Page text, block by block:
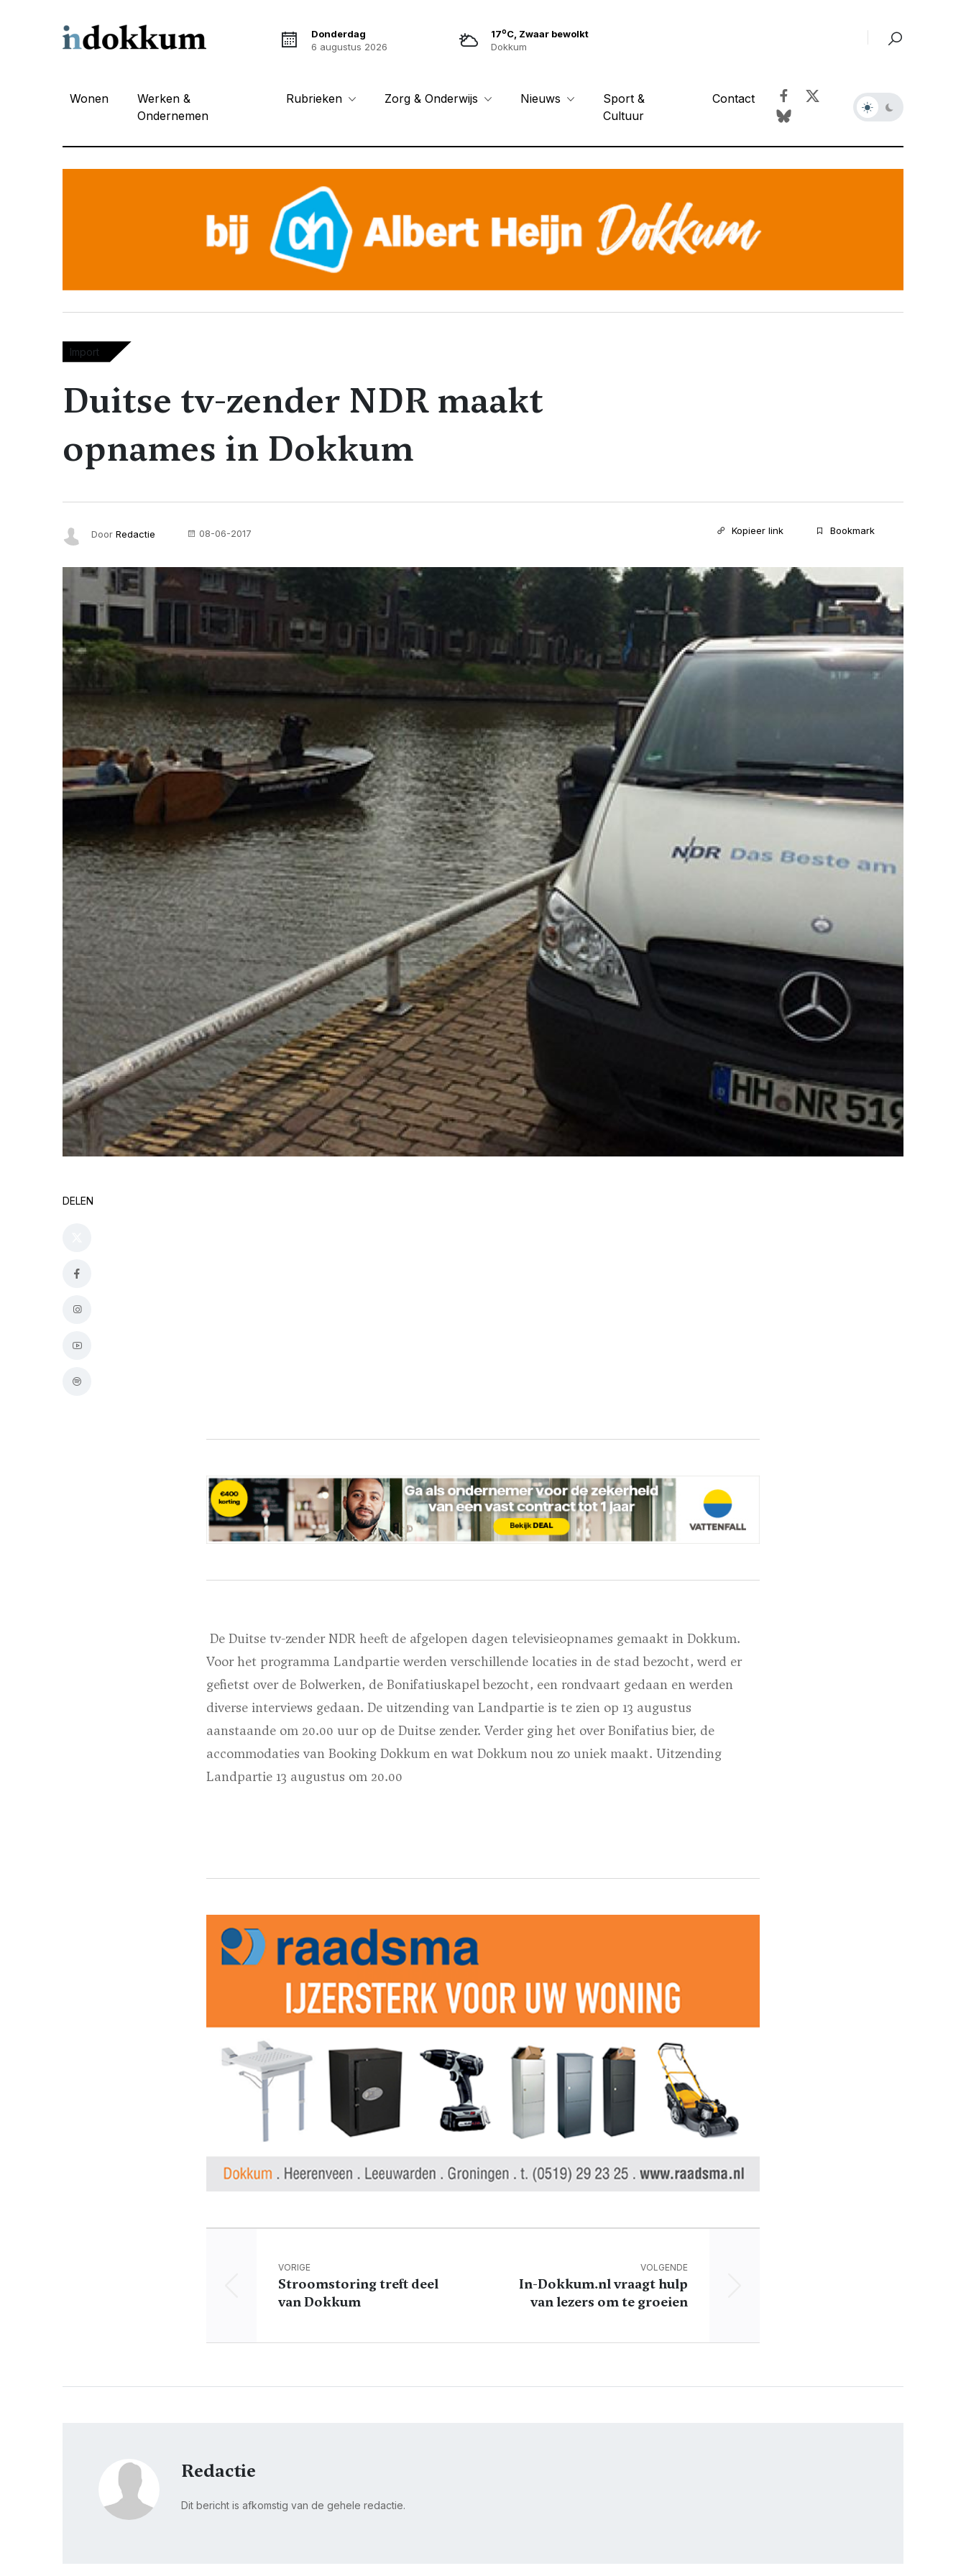
Donderdag
6 augustus 2026
17oC, Zwaar bewolkt
Dokkum
Wonen
Werken &
Ondernemen
Rubrieken Zorg & Onderwijs Nieuws
Sport &
Cultuur
Contact
Import
Duitse tv-zender NDR maakt
opnames in Dokkum
Door Redactie 08-06-2017 Kopieer link Bookmark
DELEN
De Duitse tv-zender NDR heeft de afgelopen dagen televisieopnames gemaakt in Dokkum.
Voor het programma Landpartie werden verschillende locaties in de stad bezocht, werd er
gefietst over de Bolwerken, de Bonifatiuskapel bezocht, een rondvaart gedaan en werden
diverse interviews gedaan. De uitzending van Landpartie is te zien op 13 augustus
aanstaande om 20.00 uur op de Duitse zender. Verder ging het over Bonifatius bier, de
accommodaties van Booking Dokkum en wat Dokkum nou zo uniek maakt. Uitzending
Landpartie 13 augustus om 20.00
VORIGE
Stroomstoring treft deel
van Dokkum
VOLGENDE
In-Dokkum.nl vraagt hulp
van lezers om te groeien
Redactie
Dit bericht is afkomstig van de gehele redactie.